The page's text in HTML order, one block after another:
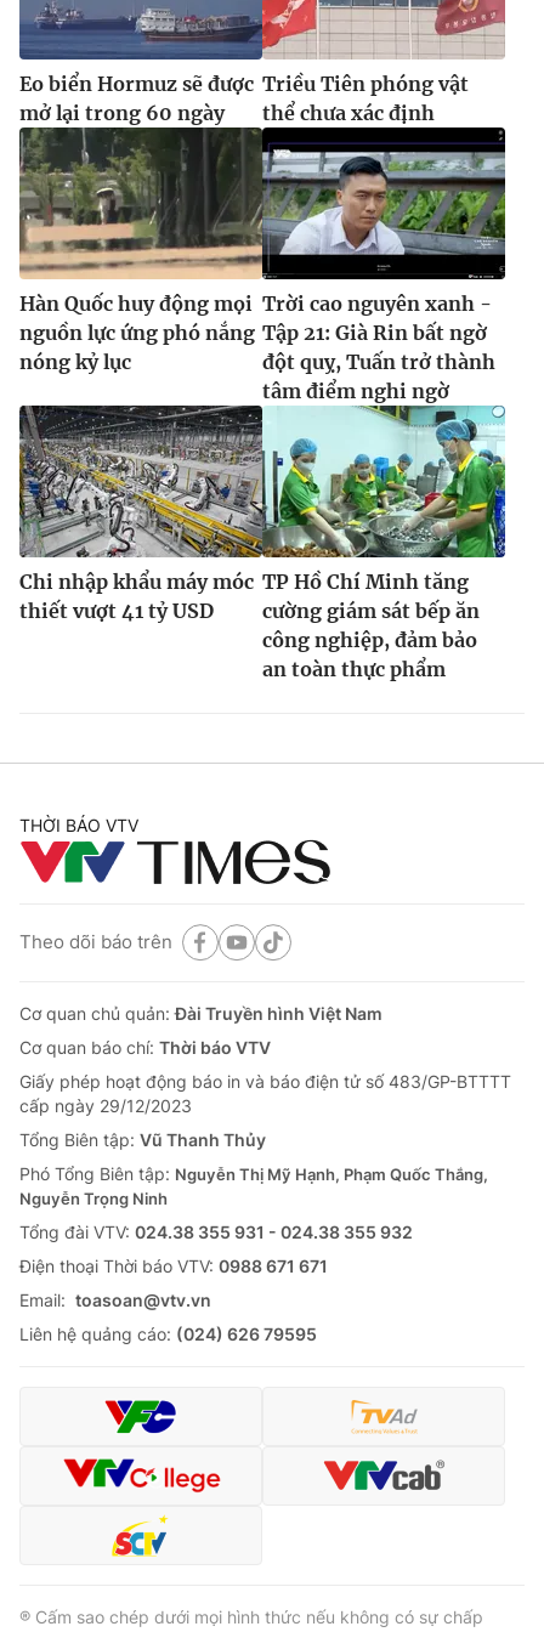
Eo biển Hormuz sẽ được
mở lại trong 60 ngày
Triều Tiên phóng vật
thể chưa xác định
Hàn Quốc huy động mọi
nguồn lực ứng phó nắng
nóng kỷ lục
Trời cao nguyên xanh -
Tập 21: Già Rin bất ngờ
đột quỵ, Tuấn trở thành
tâm điểm nghi ngờ
Chi nhập khẩu máy móc
thiết vượt 41 tỷ USD
TP Hồ Chí Minh tăng
cường giám sát bếp ăn
công nghiệp, đảm bảo
an toàn thực phẩm
THỜI BÁO VTV
Theo dõi báo trên
Cơ quan chủ quản:Đài Truyền hình Việt Nam
Cơ quan báo chí: Thời báo VTV
Giấy phép hoạt động báo in và báo điện tử số 483/GP-BTTTT
cấp ngày 29/12/2023
Tổng Biên tập: Vũ Thanh Thủy
Phó Tổng Biên tập: Nguyễn Thị Mỹ Hạnh, Phạm Quốc Thắng,
Nguyễn Trọng Ninh
Tổng đài VTV: 024.38 355 931 - 024.38 355 932
Ðiện thoại Thời báo VTV: 0988 671 671
Email: toasoan@vtv.vn
Liên hệ quảng cáo: (024) 626 79595
® Cấm sao chép dưới mọi hình thức nếu không có sự chấp